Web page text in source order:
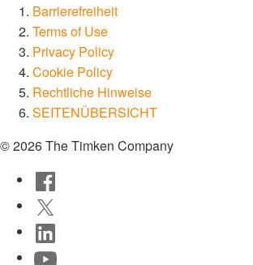
Barrierefreiheit
Terms of Use
Privacy Policy
Cookie Policy
Rechtliche Hinweise
SEITENÜBERSICHT
© 2026 The Timken Company
Facebook
Twitter
LinkedIn
YouTube